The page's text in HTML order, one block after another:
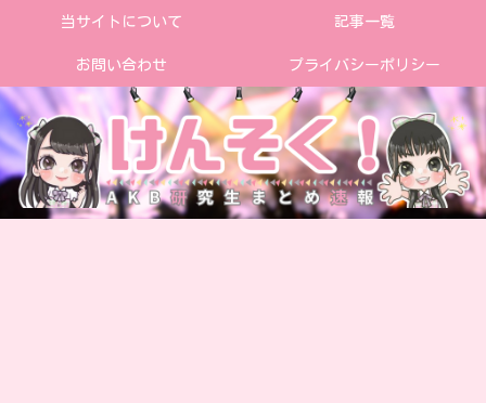
当サイトについて 記事一覧
お問い合わせ プライバシーポリシー